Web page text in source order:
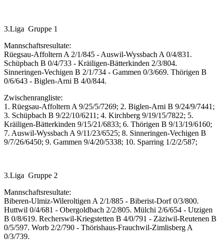
3.Liga Gruppe 1
Mannschaftsresultate:
Rüegsau-Affoltern A 2/1/845 - Auswil-Wyssbach A 0/4/831.
Schüpbach B 0/4/733 - Kräiligen-Bätterkinden 2/3/804.
Sinneringen-Vechigen B 2/1/734 - Gammen 0/3/669. Thörigen B
0/6/643 - Biglen-Arni B 4/0/844.
Zwischenrangliste:
1. Rüegsau-Affoltern A 9/25/5/7269; 2. Biglen-Arni B 9/24/9/7441;
3. Schüpbach B 9/22/10/6211; 4. Kirchberg 9/19/15/7822; 5.
Kräiligen-Bätterkinden 9/15/21/6833; 6. Thörigen B 9/13/19/6160;
7. Auswil-Wyssbach A 9/11/23/6525; 8. Sinneringen-Vechigen B
9/7/26/6450; 9. Gammen 9/4/20/5338; 10. Sparring 1/2/2/587;
3.Liga Gruppe 2
Mannschaftsresultate:
Biberen-Ulmiz-Wileroltigen A 2/1/885 - Biberist-Dorf 0/3/800.
Huttwil 0/4/681 - Obergoldbach 2/2/805. Mülchi 2/6/654 - Utzigen
B 0/8/619. Recherswil-Kriegstetten B 4/0/791 - Zäziwil-Reutenen B
0/5/597. Worb 2/2/790 - Thörishaus-Frauchwil-Zimlisberg A
0/3/739.